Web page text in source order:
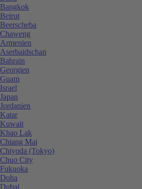
Bangkok
Beirut
Beerscheba
Chaweng
Armenien
Aserbaidschan
Bahrain
Georgien
Guam
Israel
Japan
Jordanien
Katar
Kuwait
Khao Lak
Chiang Mai
Chiyoda (Tokyo)
Chuo City
Fukuoka
Doha
Dubai